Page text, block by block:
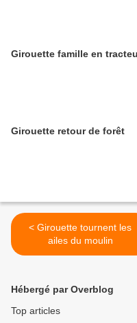
Girouette famille en
Girouette retour de forêt
< Girouette tournent les
ailes du moulin
Hébergé par Overblog
Top articles